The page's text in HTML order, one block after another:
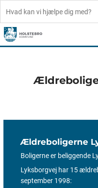
Ældreboligerne
Boligerne er beliggende
Lyksborgvej har 15
september 1998: